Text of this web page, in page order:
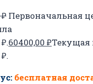
₽ Первоначальная
60400,00 ₽Текущая
бесплатная